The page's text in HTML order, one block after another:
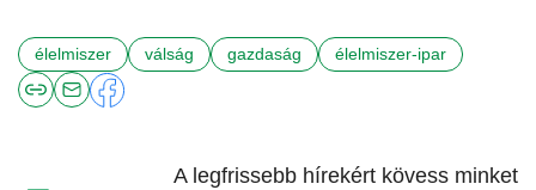
élelmiszer válság gazdaság élelmiszer-ipar
A legfrissebb hírekért kövess minket